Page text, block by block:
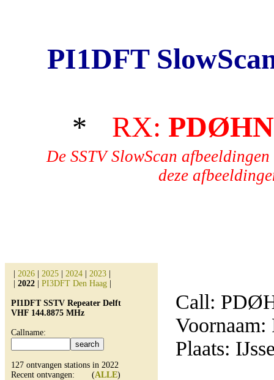
PI1DFT
* RX:
De SSTV SlowScan
deze
2026 2025 2024 2023
2022 PI3DFT Den Haag
PI1DFT SSTV Repeater Delft
VHF 144.8875 MHz
Callname:
127 ontvangen stations in 2022
Recent ontvangen: (ALLE)
Call:
Voornaam:
Plaats: